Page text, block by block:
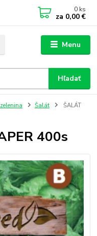
Menu
Hľadať
0 ks
za 0,00 €
Šalát
ŠALÁT
400s